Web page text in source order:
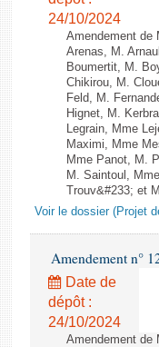
24/10/2024
Amendement de
Arenas, M.
Boumertit, M.
Chikirou, M.
Feld, M.
Hignet, M.
Legrain, Mme
Maximi, Mme
Mme Panot, M.
M. Saintoul,
Trouv&#233; et
Voir le dossier (Projet
Amendement n°
Date de
dépôt :
24/10/2024
Amendement de